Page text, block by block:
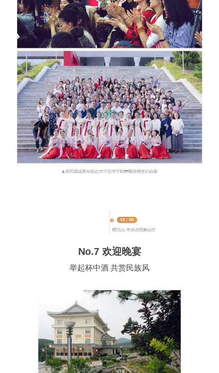
No.7 欢迎晚宴
举起杯中酒 共赏民族风